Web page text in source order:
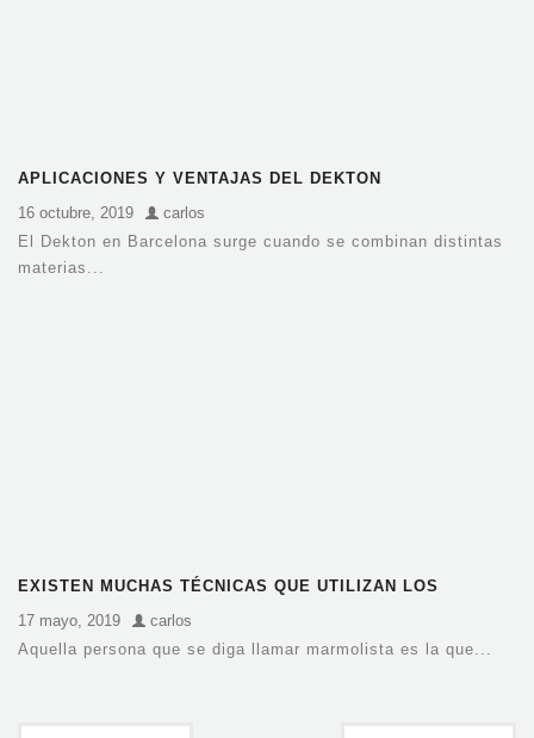
APLICACIONES Y VENTAJAS DEL DEKTON
16 octubre, 2019
carlos
El Dekton en Barcelona surge cuando se combinan distintas
materias...
EXISTEN MUCHAS TÉCNICAS QUE UTILIZAN LOS
MARMOLISTAS
17 mayo, 2019
carlos
Aquella persona que se diga llamar marmolista es la que...